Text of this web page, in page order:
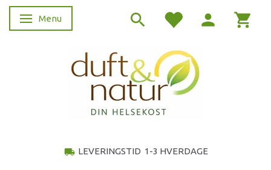
Skifte navigation
Menu
local_shipping LEVERINGSTID 1-3 HVERDAGE